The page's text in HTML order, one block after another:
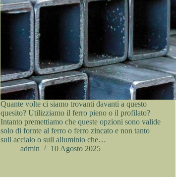
Quante volte ci siamo trovanti davanti a questo
quesito? Utilizziamo il ferro pieno o il profilato?
Intanto premettiamo che queste opzioni sono valide
solo di fornte al ferro o ferro zincato e non tanto
sull acciaio o sull alluminio che…
admin
10 Agosto 2025